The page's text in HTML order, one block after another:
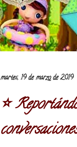
martes, 19 de marzo de 2019
⭐️